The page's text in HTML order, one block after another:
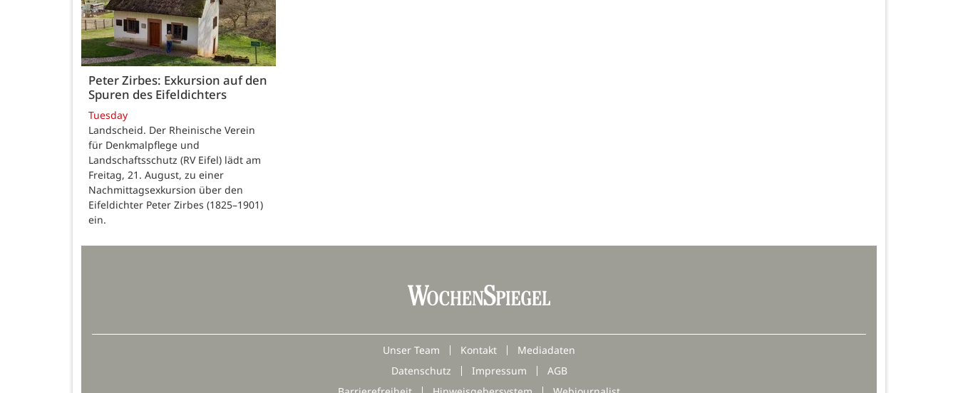
Peter Zirbes: Exkursion auf den
Spuren des Eifeldichters
Tuesday
Landscheid. Der Rheinische Verein
für Denkmalpflege und
Landschaftsschutz (RV Eifel) lädt am
Freitag, 21. August, zu einer
Nachmittagsexkursion über den
Eifeldichter Peter Zirbes (1825–1901)
ein.
Unser Team Kontakt
Mediadaten
Datenschutz
Impressum
AGB